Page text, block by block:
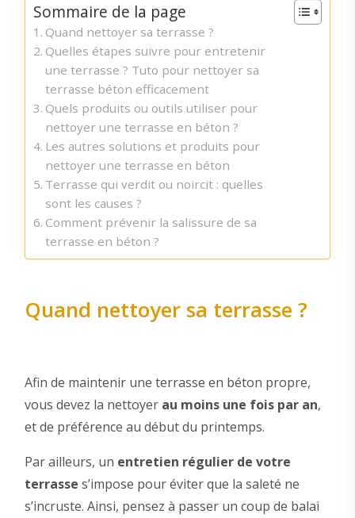
Sommaire de la page
Quand nettoyer sa terrasse ?
Quelles étapes suivre pour entretenir
une terrasse ? Tuto pour nettoyer sa
terrasse béton efficacement
Quels produits ou outils utiliser pour
nettoyer une terrasse en béton ?
Les autres solutions et produits pour
nettoyer une terrasse en béton
Terrasse qui verdit ou noircit : quelles
sont les causes ?
Comment prévenir la salissure de sa
terrasse en béton ?
Quand nettoyer sa terrasse ?
Afin de maintenir une terrasse en béton propre,
vous devez la nettoyer au moins une fois par an,
et de préférence au début du printemps.
Par ailleurs, un entretien régulier de votre
terrasse s’impose pour éviter que la saleté ne
s’incruste. Ainsi, pensez à passer un coup de balai